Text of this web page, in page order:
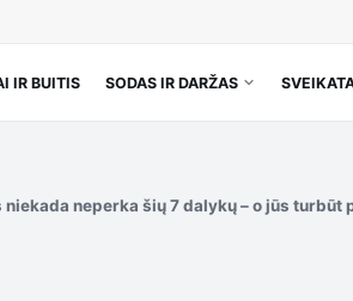
IR BUITIS SODAS IR DARŽAS
niekada neperka šių 7 dalykų – o jūs turbūt